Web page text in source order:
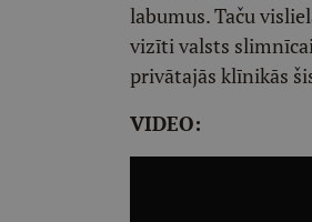
labumus. Taču
vizīti valsts
privātajās klīnikās
VIDEO: